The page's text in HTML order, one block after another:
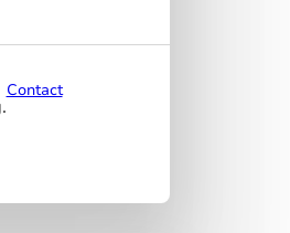
Contact